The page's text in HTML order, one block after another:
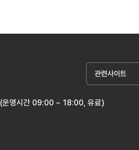
(운영시간 09:00 ~ 18:00, 유료)
관련사이트